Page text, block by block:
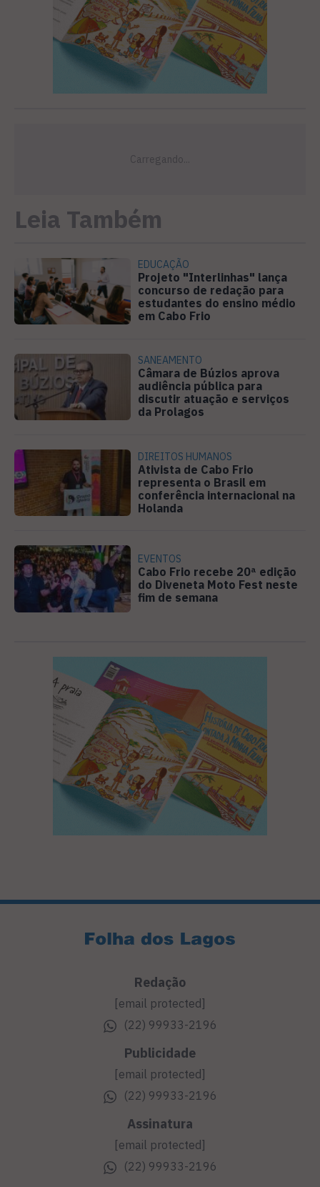
Leia Também
EDUCAÇÃO
Projeto "Interlinhas" lança
concurso de redação para
estudantes do ensino médio
em Cabo Frio
SANEAMENTO
Câmara de Búzios aprova
audiência pública para
discutir atuação e serviços
da Prolagos
DIREITOS HUMANOS
Ativista de Cabo Frio
representa o Brasil em
conferência internacional na
Holanda
EVENTOS
Cabo Frio recebe 20ª edição
do Diveneta Moto Fest neste
fim de semana
Redação
[email protected]
(22) 99933-2196
Publicidade
[email protected]
(22) 99933-2196
Assinatura
[email protected]
(22) 99933-2196